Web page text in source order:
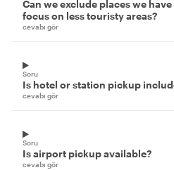
Can we exclude places we
focus on less touristy areas?
cevabı gör
Soru
Is hotel or station pickup
cevabı gör
Soru
Is airport pickup available?
cevabı gör